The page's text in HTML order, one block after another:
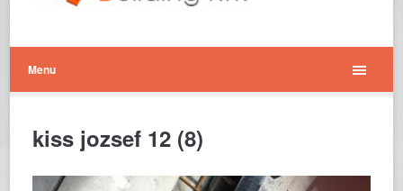
Menu
kiss jozsef 12 (8)